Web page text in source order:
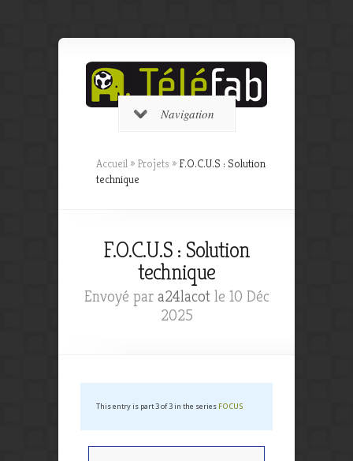
Navigation
Accueil » Projets » F.O.C.U.S : Solution
technique
F.O.C.U.S : Solution
technique
Envoyé par a24lacotle 10 Déc
2025
This entry is part 3 of 3 in the series FOCUS